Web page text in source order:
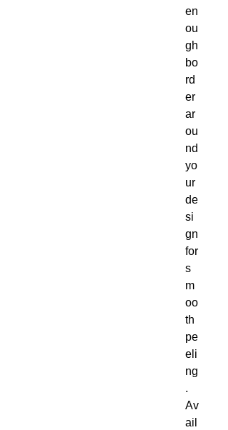
en
ou
gh
bo
rd
er
ar
ou
nd
yo
ur
de
si
gn
for
s
m
oo
th
pe
eli
ng
.
Av
ail